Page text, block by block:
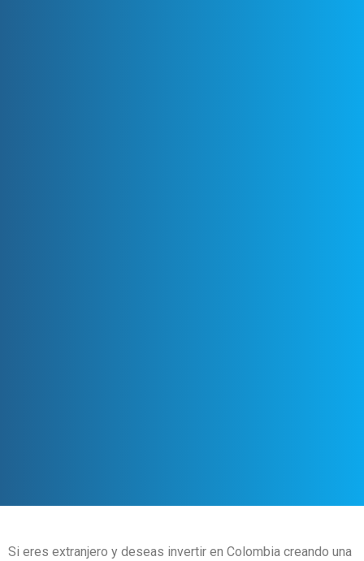
Si eres extranjero y deseas invertir en Colombia creando una